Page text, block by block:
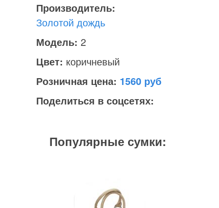
Производитель:
Золотой дождь
Модель: 2
Цвет: коричневый
Розничная цена: 1560
Поделиться в соцсетях:
Популярные сумки: